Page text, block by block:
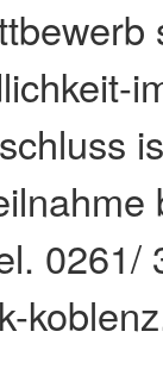
0261/